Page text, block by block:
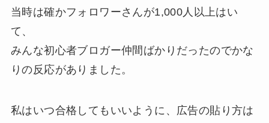
当時は確かフォロワーさんが1,000人以上はい
て、
みんな初心者ブロガー仲間ばかりだったのでかな
りの反応がありました。
私はいつ合格してもいいように、広告の貼り方は